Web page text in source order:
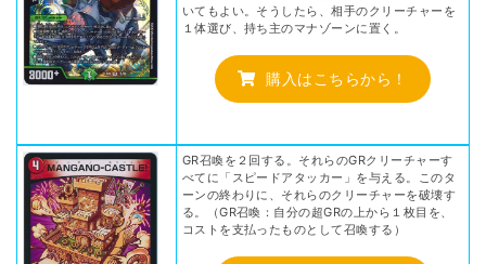
いてもよい。そうしたら、相手のクリーチャーを
１体選び、持ち主のマナゾーンに置く。
購入はこちらから！
GR召喚を２回する。それらのGRクリーチャーす
べてに「スピードアタッカー」を与える。このタ
ーンの終わりに、それらのクリーチャーを破壊す
る。（GR召喚：自分の超GRの上から１枚目を、
コストを支払ったものとして召喚する）